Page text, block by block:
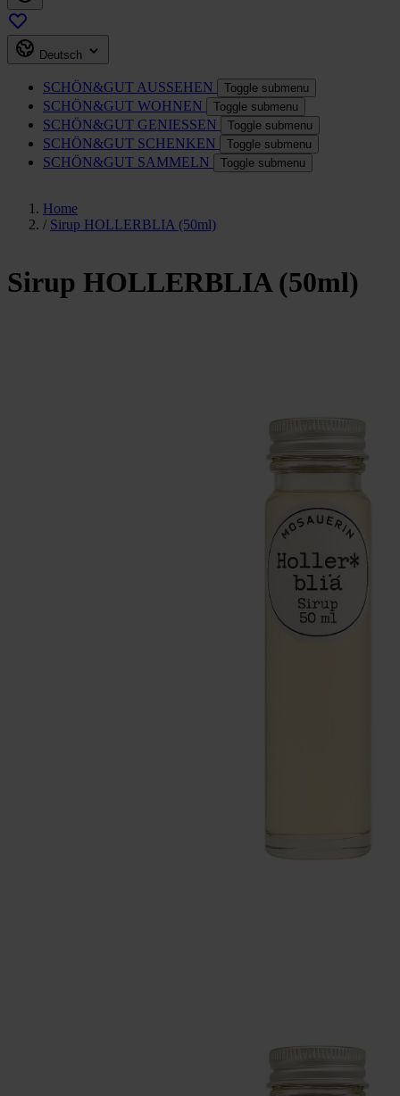
Deutsch
SCHÖN&GUT AUSSEHEN Toggle submenu
SCHÖN&GUT WOHNEN Toggle submenu
SCHÖN&GUT GENIESSEN Toggle submenu
SCHÖN&GUT SCHENKEN Toggle submenu
SCHÖN&GUT SAMMELN Toggle submenu
Home
/ Sirup HOLLERBLIA (50ml)
Sirup HOLLERBLIA (50ml)